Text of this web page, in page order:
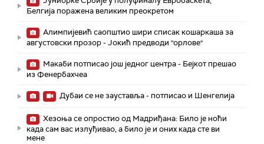
Белгија поражена великим преокретом
Алимпијевић саопштио шири списак кошаркаша за
августовски прозор - Јокић предводи "орлове"
Макаби потписао још једног центра - Бејкот прешао
из Фенербахчеа
Дубаи се не зауставља - потписао и Шенгелија
Хезоња се опростио од Мадриђана: Било је ноћи
када сам вас излуђивао, а било је и оних када сте ви
мене